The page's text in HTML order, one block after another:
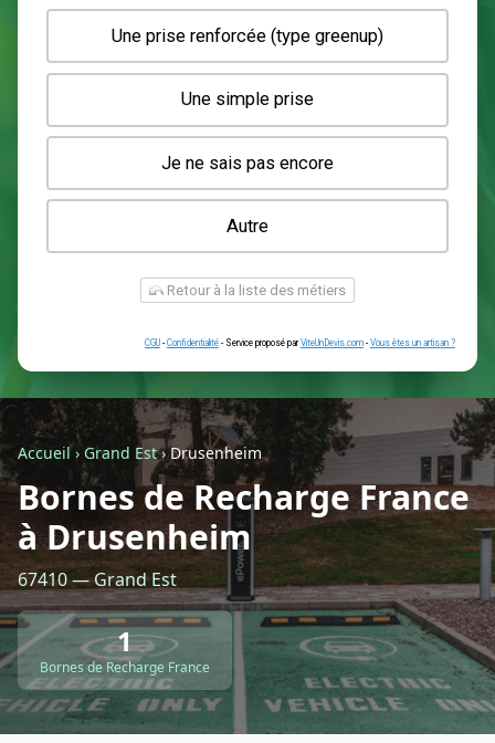
Une wallbox en triphasé (22kW)
Une wallbox en monophasé (7kW)
Une prise renforcée (type greenup)
Une simple prise
Je ne sais pas encore
Autre
Retour à la liste des métiers
CGU-Confidentialité- Service proposé parViteUnDevis.com-Vous
Accueil› Grand Est›Drusenheim
Bornes de Recharge France
à Drusenheim
67410 — Grand Est
1
Bornes de Recharge France